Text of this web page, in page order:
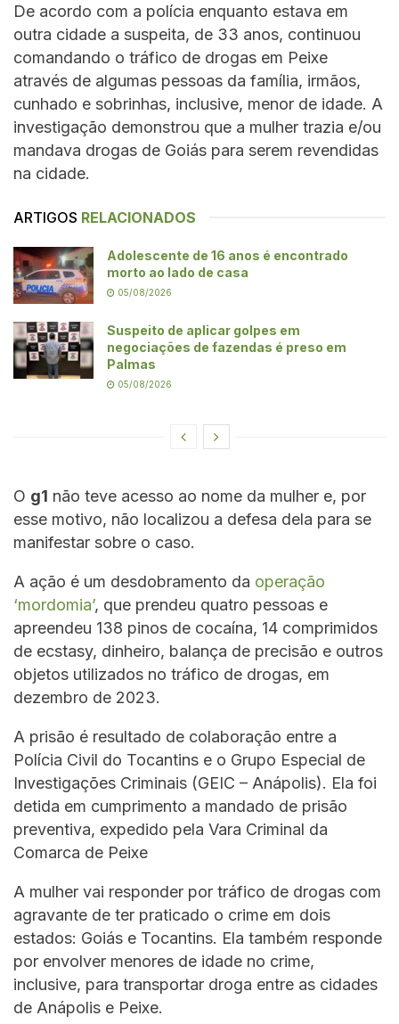
De acordo com a polícia enquanto estava em
outra cidade a suspeita, de 33 anos, continuou
comandando o tráfico de drogas em Peixe
através de algumas pessoas da família, irmãos,
cunhado e sobrinhas, inclusive, menor de idade. A
investigação demonstrou que a mulher trazia e/ou
mandava drogas de Goiás para serem revendidas
na cidade.
ARTIGOS RELACIONADOS
Adolescente de 16 anos é encontrado
morto ao lado de casa
05/08/2026
Suspeito de aplicar golpes em
negociações de fazendas é preso em
Palmas
05/08/2026
O g1 não teve acesso ao nome da mulher e, por
esse motivo, não localizou a defesa dela para se
manifestar sobre o caso.
A ação é um desdobramento da operação
‘mordomia’, que prendeu quatro pessoas e
apreendeu 138 pinos de cocaína, 14 comprimidos
de ecstasy, dinheiro, balança de precisão e outros
objetos utilizados no tráfico de drogas, em
dezembro de 2023.
A prisão é resultado de colaboração entre a
Polícia Civil do Tocantins e o Grupo Especial de
Investigações Criminais (GEIC – Anápolis). Ela foi
detida em cumprimento a mandado de prisão
preventiva, expedido pela Vara Criminal da
Comarca de Peixe
A mulher vai responder por tráfico de drogas com
agravante de ter praticado o crime em dois
estados: Goiás e Tocantins. Ela também responde
por envolver menores de idade no crime,
inclusive, para transportar droga entre as cidades
de Anápolis e Peixe.